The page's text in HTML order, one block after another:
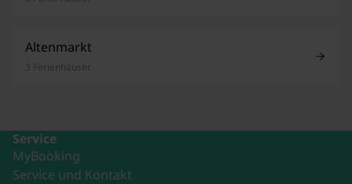
Altenmarkt
3 Ferienhäuser
Service
MyBooking
Service und Kontakt